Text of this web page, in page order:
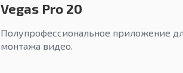
Vegas Pro 20
Полупрофессиональное приложение
монтажа видео.